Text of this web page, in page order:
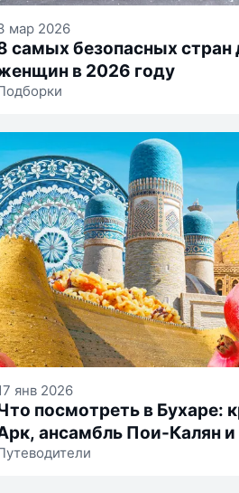
мар 2026
самых безопасных стран
в 2026 году
янв 2026
посмотреть в Бухаре:
ансамбль Пои-Калян и